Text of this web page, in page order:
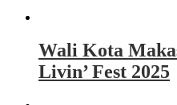
Wali Kota
Livin’ Fest 2025